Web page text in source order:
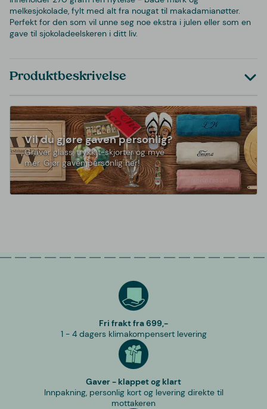
melkesjokolade, fylt med alt fra nougat til makadamianøtter.
Perfekt for den som vil unne seg noe ekstra i julen eller som en
gave til sjokoladeelskeren i ditt liv.
Produktbeskrivelse
Vil du gjøre gaven personlig?
Graver glass, trykk t-skjorter og mye
mer. Gjør gaven personlig her!
Fri frakt fra 699,-
1 - 4 dagers klimakompensert levering
Gaver - klappet og klart
Innpakning, personlig kort og levering direkte til
mottakeren